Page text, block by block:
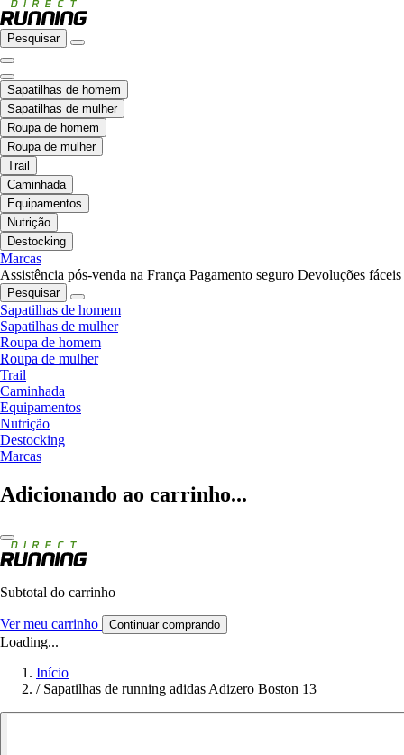
Pesquisar
Sapatilhas de homem
Sapatilhas de mulher
Roupa de homem
Roupa de mulher
Trail
Caminhada
Equipamentos
Nutrição
Destocking
Marcas
Assistência pós-venda na França Pagamento seguro Devoluções fáceis
Pesquisar
Sapatilhas de homem
Sapatilhas de mulher
Roupa de homem
Roupa de mulher
Trail
Caminhada
Equipamentos
Nutrição
Destocking
Marcas
Adicionando ao carrinho...
Subtotal do carrinho
Ver meu carrinho Continuar comprando
Loading...
Início
/ Sapatilhas de running adidas Adizero Boston 13